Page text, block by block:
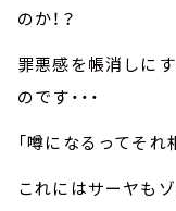
のか！？
罪悪感を帳消しに
のです・・・
「噂になるってそれ
これにはサーヤも